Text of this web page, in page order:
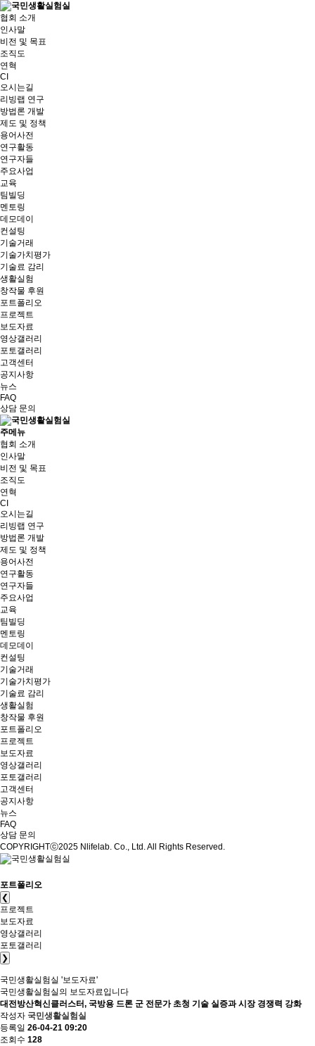
협회 소개
인사말
비전 및 목표
조직도
연혁
CI
오시는길
리빙랩 연구
방법론 개발
제도 및 정책
용어사전
연구활동
연구자들
주요사업
교육
팀빌딩
멘토링
데모데이
컨설팅
기술거래
기술가치평가
기술료 감리
생활실험
창작물 후원
포트폴리오
프로젝트
보도자료
영상갤러리
포토갤러리
고객센터
공지사항
뉴스
FAQ
상담 문의
주메뉴
협회 소개
인사말
비전 및 목표
조직도
연혁
CI
오시는길
리빙랩 연구
방법론 개발
제도 및 정책
용어사전
연구활동
연구자들
주요사업
교육
팀빌딩
멘토링
데모데이
컨설팅
기술거래
기술가치평가
기술료 감리
생활실험
창작물 후원
포트폴리오
프로젝트
보도자료
영상갤러리
포토갤러리
고객센터
공지사항
뉴스
FAQ
상담 문의
COPYRIGHTⓒ2025 Nlifelab. Co., Ltd. All Rights Reserved.
포트폴리오
❮
프로젝트
보도자료
영상갤러리
포토갤러리
❯
국민생활실험실 '보도자료'
국민생활실험실의 보도자료입니다
대전방산혁신클러스터, 국방용 드론 군 전문가 초청 기술 실증과 시장 경쟁력 강화
작성자 국민생활실험실
등록일 26-04-21 09:20
조회수 128